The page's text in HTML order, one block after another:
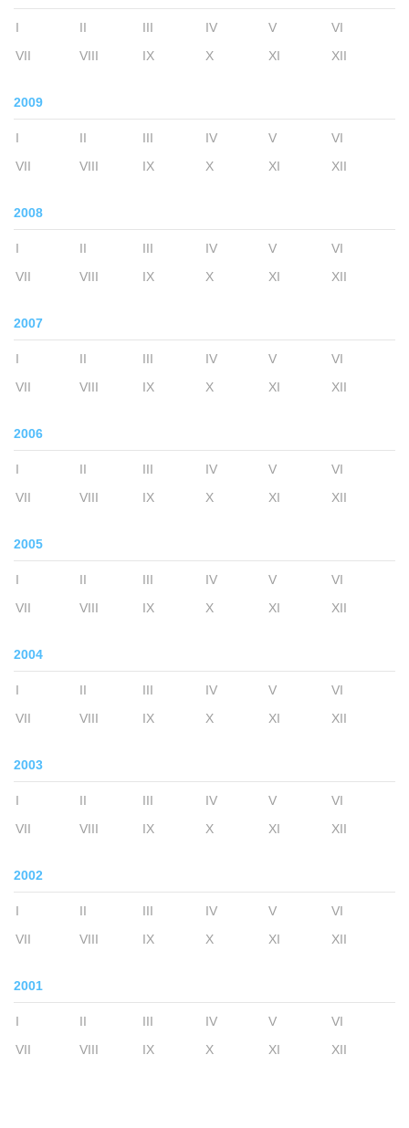
I II III IV V
VI
VII
VIII IX X XI XII
2009
I II III IV V
VI
VII
VIII IX X XI XII
2008
I II III IV V
VI
VII
VIII IX X XI XII
2007
I II III IV V
VI
VII
VIII IX X XI XII
2006
I II III IV V
VI
VII
VIII IX X XI XII
2005
I II III IV V
VI
VII
VIII IX X XI XII
2004
I II III IV V
VI
VII
VIII IX X XI XII
2003
I II III IV V
VI
VII
VIII IX X XI XII
2002
I II III IV V
VI
VII
VIII IX X XI XII
2001
I II III IV V
VI
VII
VIII IX X XI XII